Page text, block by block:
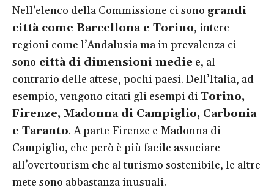
Nell’elenco della Commissione ci sono grandi
città come Barcellona e Torino, intere
regioni come l’Andalusia ma in prevalenza ci
sono città di dimensioni medie e, al
contrario delle attese, pochi paesi. Dell’Italia, ad
esempio, vengono citati gli esempi diTorino,
Firenze, Madonna di Campiglio, Carbonia
e Taranto. A parte Firenze e Madonna di
Campiglio, che però è più facile associare
all’overtourism che al turismo sostenibile, le altre
mete sono abbastanza inusuali.